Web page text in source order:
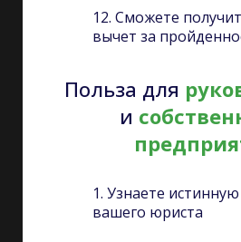
12. Сможете
вычет за
Польза для
и
1. Узнаете
вашего юриста